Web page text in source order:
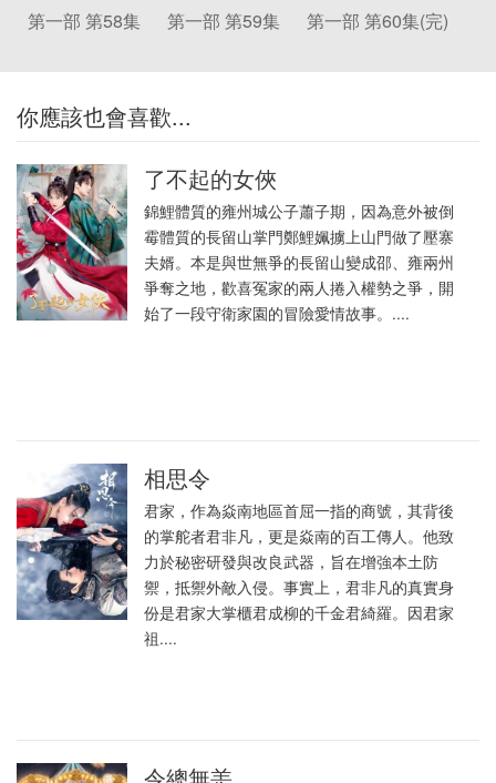
第一部 第58集
第一部 第59集 第一部 第60集(完)
你應該也會喜歡...
了不起的女俠
錦鯉體質的雍州城公子蕭子期，因為意外被倒
霉體質的長留山掌門鄭鯉姵擄上山門做了壓寨
夫婿。本是與世無爭的長留山變成邵、雍兩州
爭奪之地，歡喜冤家的兩人捲入權勢之爭，開
始了一段守衛家園的冒險愛情故事。....
相思令
君家，作為焱南地區首屈一指的商號，其背後
的掌舵者君非凡，更是焱南的百工傳人。他致
力於秘密研發與改良武器，旨在增強本土防
禦，抵禦外敵入侵。事實上，君非凡的真實身
份是君家大掌櫃君成柳的千金君綺羅。因君家
祖....